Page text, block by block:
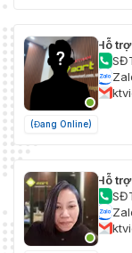
(Đang Online)
Hỗ
Hỗ